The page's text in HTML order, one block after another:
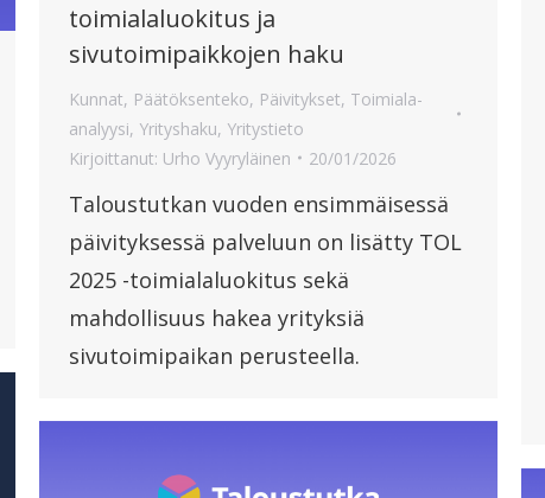
toimialaluokitus ja
sivutoimipaikkojen haku
Kunnat, Päätöksenteko, Päivitykset, Toimiala-
analyysi, Yrityshaku, Yritystieto
Kirjoittanut: Urho Vyyryläinen 20/01/2026
Taloustutkan vuoden ensimmäisessä
päivityksessä palveluun on lisätty TOL
2025 -toimialaluokitus sekä
mahdollisuus hakea yrityksiä
sivutoimipaikan perusteella.